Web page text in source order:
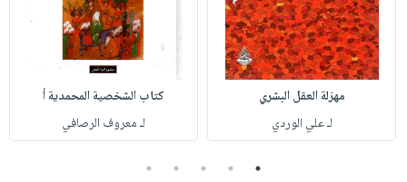
مهزلة العقل البشري
لـ علي الوردي
كتاب الشخصية المحمدية أ
لـ معروف الرصافي
1
2
3
4
5